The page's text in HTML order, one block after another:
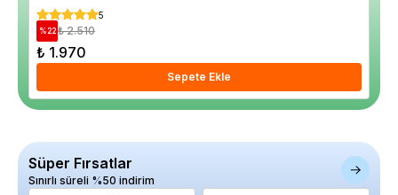
5
%22 ₺ 2.510
₺ 1.970
Sepete Ekle
Süper Fırsatlar
Sınırlı süreli %50 indirim